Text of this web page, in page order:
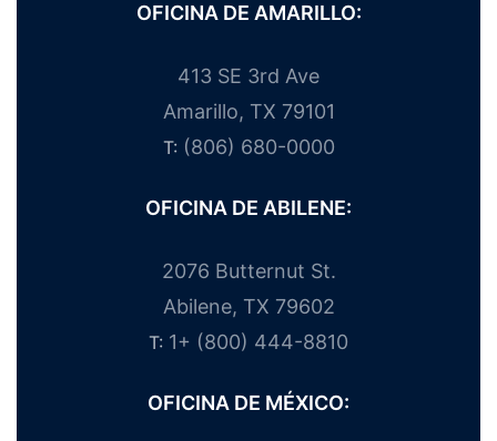
OFICINA DE AMARILLO:
413 SE 3rd Ave
Amarillo, TX 79101
T: (806) 680-0000
OFICINA DE ABILENE:
2076 Butternut St.
Abilene, TX 79602
T: 1+ (800) 444-8810
OFICINA DE MÉXICO: